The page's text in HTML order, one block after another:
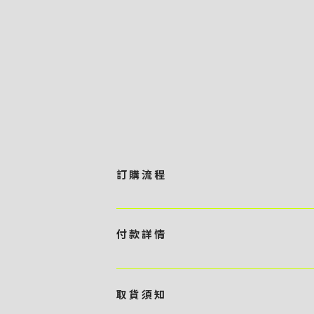
訂 購 流 程
1 / 挑選款式及設計 貴客可瀏覽 4:00AM 官方網站或親
訂購內容進行報價 3 / 確實訂單及緻付訂金 4AM 團隊
付 款 詳 情
貴客可選擇以下方式繳付貨款： ・ 親臨工作室現金支
）交予4AM 團隊核實有關款項 - 任何轉帳或換匯交易手
取 貨 須 知